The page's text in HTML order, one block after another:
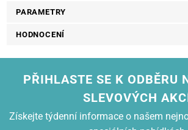
BROTHER-HL 2032
BROTHER-HL 2050
BROTHER-MFC 7220
BROTHER-MFC 7225 N
BROTHER-MFC 7420
BROTHER-MFC 7820
LENOVO-LJ 2000
PARAMETRY
HODNOCENÍ
PŘIHLASTE SE K ODBĚRU
SLEVOVÝCH
Získejte týdenní informace o našem